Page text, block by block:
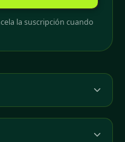
la suscripción cuando